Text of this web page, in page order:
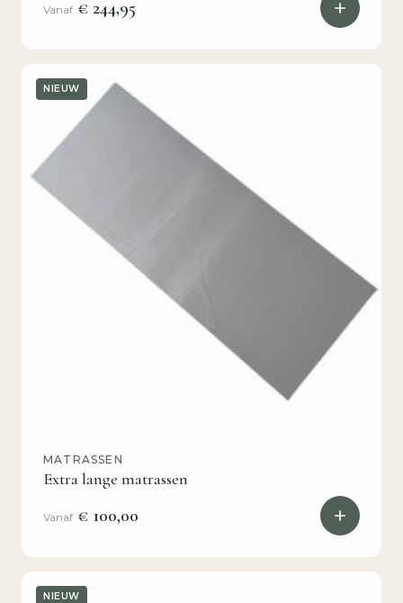
Vanaf € 244,95
NIEUW
MATRASSEN
Extra lange matrassen
Vanaf € 100,00
NIEUW